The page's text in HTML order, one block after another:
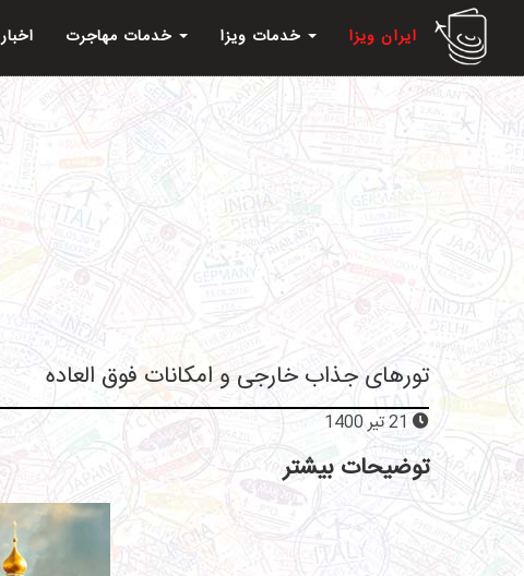
ایران ویزا اخبار
تورهای جذاب خارجی و امکانات فوق العاده
توضیحات بیشتر